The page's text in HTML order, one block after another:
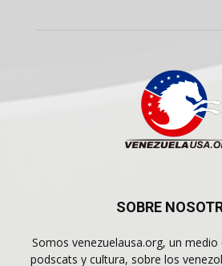
SOBRE
Somos venezuelausa.org, un medio
podscats y cultura, sobre los